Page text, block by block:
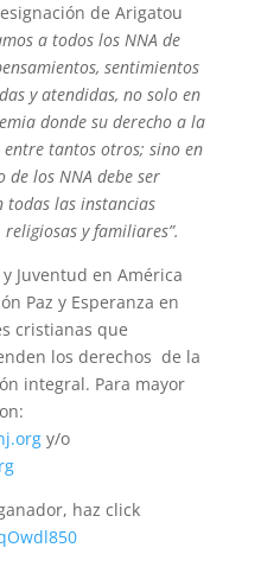
de Arigatou
a todos los NNA de
sentimientos
y atendidas, no solo en
donde su derecho a la
tantos otros; sino en
de los NNA debe ser
las instancias
y familiares”.
Juventud en América
Paz y Esperanza en
cristianas que
los derechos de la
integral. Para mayor
y/o
haz click